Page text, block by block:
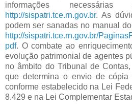
informações
http://sispatri.tce.rn.gov.br. As
podem ser sanadas no manual
http://sispatri.tce.rn.gov.br/
pdf. O combate ao
evolução patrimonial de agentes
no âmbito do Tribunal de
que determina o envio de cópia
conforme estabelecido na Lei
8.429 e na Lei Complementar